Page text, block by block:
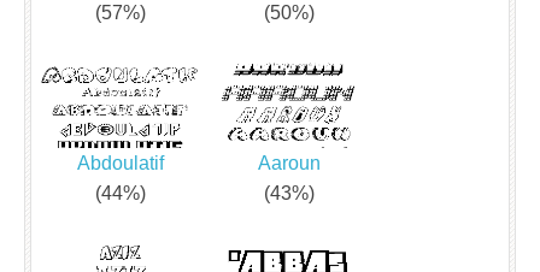
(57%)
(50%)
Abdoulatif
(44%)
Aaroun
(43%)